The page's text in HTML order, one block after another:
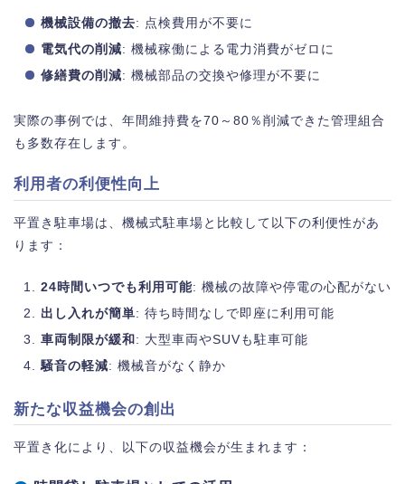
機械設備の撤去: 点検費用が不要に
電気代の削減: 機械稼働による電力消費がゼロに
修繕費の削減: 機械部品の交換や修理が不要に
実際の事例では、年間維持費を70～80％削減できた管理組合
も多数存在します。
利用者の利便性向上
平置き駐車場は、機械式駐車場と比較して以下の利便性があ
ります：
24時間いつでも利用可能: 機械の故障や停電の心配がない
出し入れが簡単: 待ち時間なしで即座に利用可能
車両制限が緩和: 大型車両やSUVも駐車可能
騒音の軽減: 機械音がなく静か
新たな収益機会の創出
平置き化により、以下の収益機会が生まれます：